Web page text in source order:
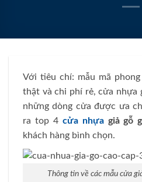
Với tiêu chí: mẫu mã
thật và chi phí rẻ, cửa nhựa
những dòng cửa được ưa
ra top 4 cửa nhựagiả gỗ
khách hàng bình chọn.
Thông tin về các mẫu cửa